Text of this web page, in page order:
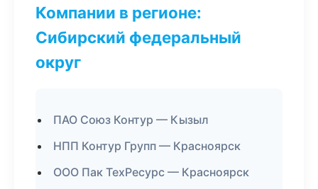
Компании в регионе:
Сибирский федеральный
округ
ПАО Союз Контур — Кызыл
НПП Контур Групп — Красноярск
ООО Пак ТехРесурс — Красноярск